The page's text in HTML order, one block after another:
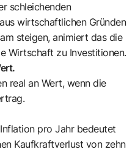
schleichenden
wirtschaftlichen Gründen
steigen, animiert das die
Wirtschaft zu Investitionen.
real an Wert, wenn die
pro Jahr bedeutet
Kaufkraftverlust von zehn